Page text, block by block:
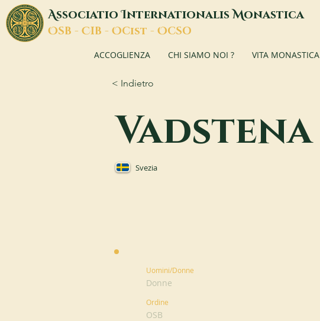
AssociatioInternationalisMonastica
OSB - CIB - OCist - OCSO
ACCOGLIENZA CHI SIAMO NOI ? VITA MONASTICA
< Indietro
Vadstena
Svezia
Uomini/Donne
Donne
Ordine
OSB